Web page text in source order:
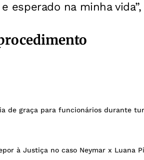
esperado na minha
de graça para funcionários durante
à Justiça no caso Neymar x Luana